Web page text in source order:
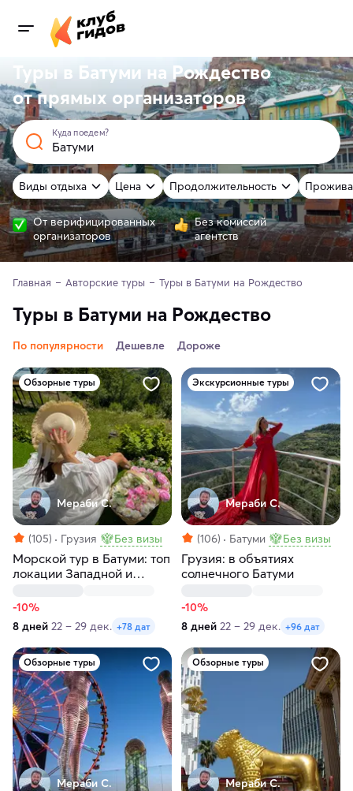
Туры в Батуми на Рождество
отпрямых организаторов
Куда поедем?
Виды отдыха Цена Продолжительность
От верифицированных
организаторов
Без комиссий
агентств
Главная Авторские туры Туры в Батуми на Рождество
Туры в Батуми на Рождество
По популярности Дешевле Дороже
Обзорные туры
Мераби С.
(105) Грузия Без визы
Морской тур в Батуми: топ
локации Западной и
-10%
8 дней 22 – 29 дек. +78 дат
Экскурсионные туры
Мераби С.
(106) Батуми Без визы
Грузия: в объятиях
солнечного Батуми
-10%
8 дней 22 – 29 дек. +96 дат
Обзорные туры
Мераби С.
Обзорные туры
Мераби С.